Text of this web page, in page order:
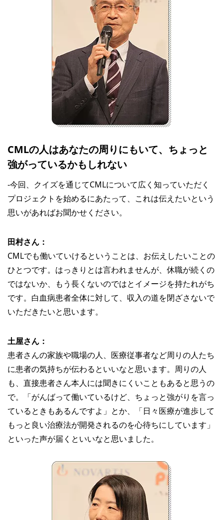
CMLの人はあなたの周りにもいて、ちょっと
強がっているかもしれない
‐今回、クイズを通じてCMLについて広く知っていただく
プロジェクトを始めるにあたって、これは伝えたいという
思いがあればお聞かせください。
田村さん：
CMLでも働いていけるということは、お伝えしたいことの
ひとつです。はっきりとは言われませんが、休職が続くの
ではないか、もう長くないのではとイメージを持たれがち
です。白血病患者全体に対して、収入の道を閉ざさないで
いただきたいと思います。
土屋さん：
患者さんの家族や職場の人、医療従事者など周りの人たち
に患者の気持ちが伝わるといいなと思います。周りの人
も、直接患者さん本人には聞きにくいこともあると思うの
で。「がんばって働いているけど、ちょっと強がりを言っ
ているときもあるんですよ」とか、「日々医療が進歩して
もっと良い治療法が開発されるのを心待ちにしています」
といった声が届くといいなと思いました。